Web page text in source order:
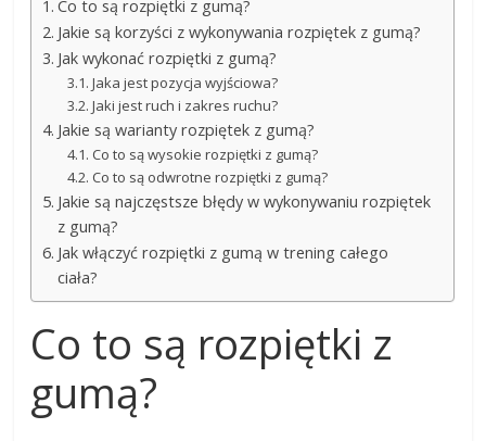
Co to są rozpiętki z gumą?
Jakie są korzyści z wykonywania rozpiętek z gumą?
Jak wykonać rozpiętki z gumą?
Jaka jest pozycja wyjściowa?
Jaki jest ruch i zakres ruchu?
Jakie są warianty rozpiętek z gumą?
Co to są wysokie rozpiętki z gumą?
Co to są odwrotne rozpiętki z gumą?
Jakie są najczęstsze błędy w wykonywaniu rozpiętek
z gumą?
Jak włączyć rozpiętki z gumą w trening całego
ciała?
Co to są rozpiętki z
gumą?